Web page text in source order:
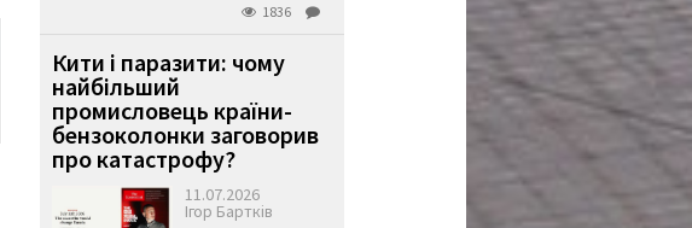
1836
Кити і паразити: чому
найбільший
промисловець країни-
бензоколонки заговорив
про катастрофу?
11.07.2026
Ігор Бартків